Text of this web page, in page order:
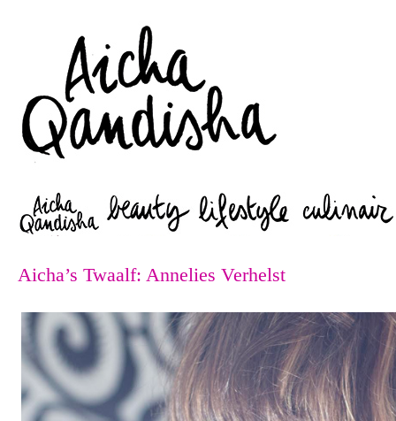
Aicha’s Twaalf: Annelies Verhelst